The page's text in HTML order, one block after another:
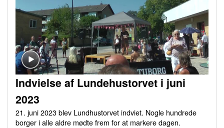
Indvielse af Lundehustorvet i juni
2023
21. juni 2023 blev Lundhustorvet indviet. Nogle hundrede
borger i alle aldre mødte frem for at markere dagen.